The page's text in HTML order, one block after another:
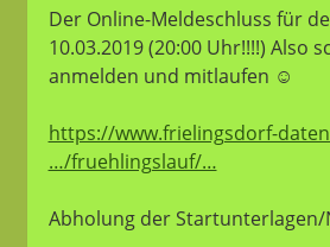
Der Online-Meldeschluss für
10.03.2019 (20:00 Uhr!!!!) Also
anmelden und mitlaufen ☺️
https://www.frielingsdorf-
…/fruehlingslauf/…
Abholung der